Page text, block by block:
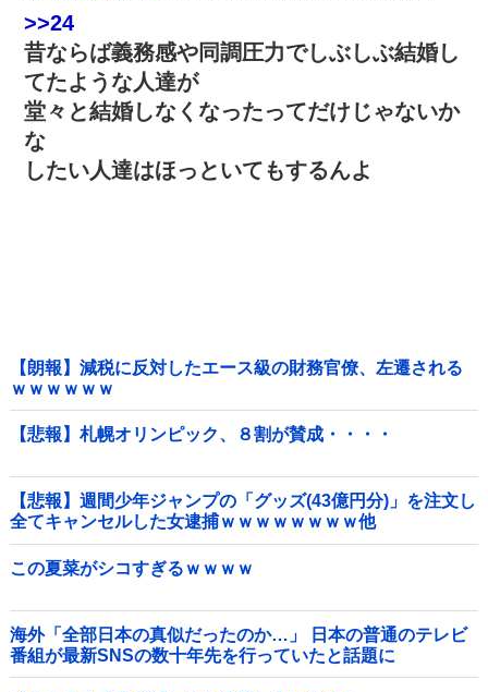
>>24
昔ならば義務感や同調圧力でしぶしぶ結婚し
てたような人達が
堂々と結婚しなくなったってだけじゃないか
な
したい人達はほっといてもするんよ
【朗報】減税に反対したエース級の財務官僚、左遷される
ｗｗｗｗｗｗ
【悲報】札幌オリンピック、８割が賛成・・・・
【悲報】週間少年ジャンプの「グッズ(43億円分)」を注文し
全てキャンセルした女逮捕ｗｗｗｗｗｗｗｗ他
この夏菜がシコすぎるｗｗｗｗ
海外「全部日本の真似だったのか…」 日本の普通のテレビ
番組が最新SNSの数十年先を行っていたと話題に